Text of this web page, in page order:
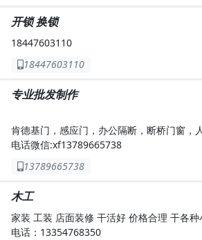
开锁 换锁
18447603110
18447603110
专业批发制作
肯德基门，感应门，办公隔断，断桥门窗，
电话微信:xf13789665738
13789665738
木工
家装 工装 店面装修 干活好 价格合理 干各种
电话：13354768350